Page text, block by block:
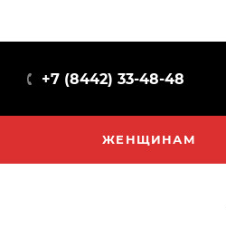
+7 (8442) 33-48-48
ЖЕНЩИНАМ